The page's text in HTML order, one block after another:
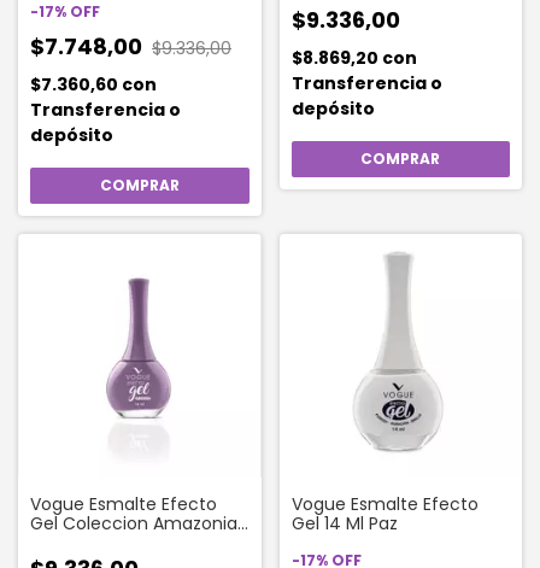
-17% OFF
$7.748,00 $9.336,00
$7.360,60 con
Transferencia o
depósito
$9.336,00
$8.869,20 con
Transferencia o
depósito
Vogue Esmalte Efecto
Gel Coleccion Amazonia
Vogue Esmalte Efecto
Gel 14 Ml Paz
-17% OFF